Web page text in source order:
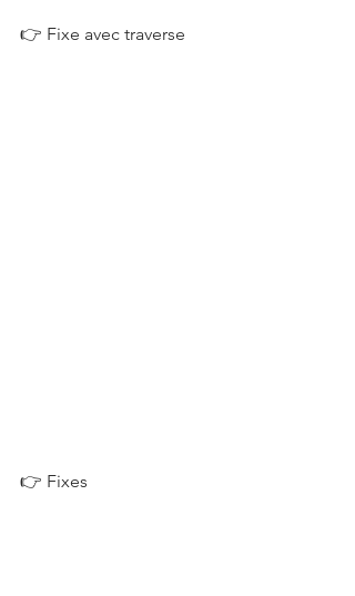
👉 Fixe avec traverse
👉 Fixes